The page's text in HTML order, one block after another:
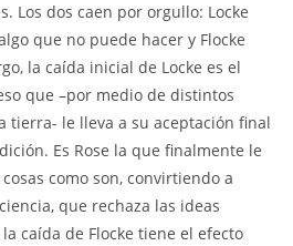
Los dos caen por orgullo: Locke
que no puede hacer y Flocke
la caída inicial de Locke es el
que –por medio de distintos
tierra- le lleva a su aceptación final
Es Rose la que finalmente le
como son, convirtiendo a
que rechaza las ideas
caída de Flocke tiene el efecto